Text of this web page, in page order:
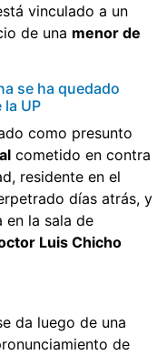
vinculado a un
de una menor de
se ha quedado
UP
como presunto
cometido en contra
residente en el
días atrás, y
en la sala de
Luis Chicho
da luego de una
de